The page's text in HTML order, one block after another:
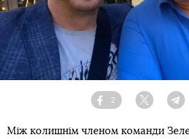
Facebook
2
Twitter
Між колишнім членом команди